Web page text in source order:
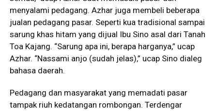
menyalami pedagang. Azhar juga membeli beberapa
jualan pedagang pasar. Seperti kua tradisional sampai
sarung khas hitam yang dijual Ibu Sino asal dari Tanah
Toa Kajang. “Sarung apa ini, berapa harganya,” ucap
Azhar. “Nassami anjo (sudah jelas),” ucap Sino dialeg
bahasa daerah.
Pedagang dan masyarakat yang memadati pasar
tampak riuh kedatangan rombongan. Terdengar